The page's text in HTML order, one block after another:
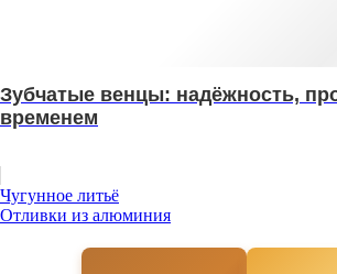
Зубчатые венцы: надёжность,
временем
Навигация
по
записям
Чугунное литьё
Отливки из алюминия